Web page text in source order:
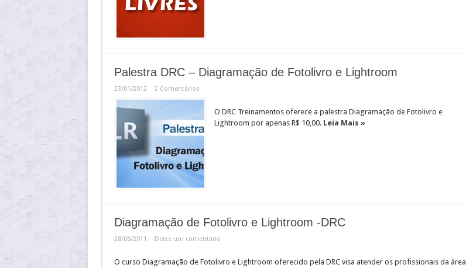
Palestra DRC – Diagramação de Fotolivro e Lightroom
23/01/2012 2 Comentários
O DRC Treinamentos oferece a palestra Diagramação de Fotolivro e
Lightroom por apenas R$ 10,00. Leia Mais »
Diagramação de Fotolivro e Lightroom -DRC
28/06/2011 Deixe um comentário
O curso Diagramação de Fotolivro e Lightroom oferecido pela DRC visa atender os profissionais da área